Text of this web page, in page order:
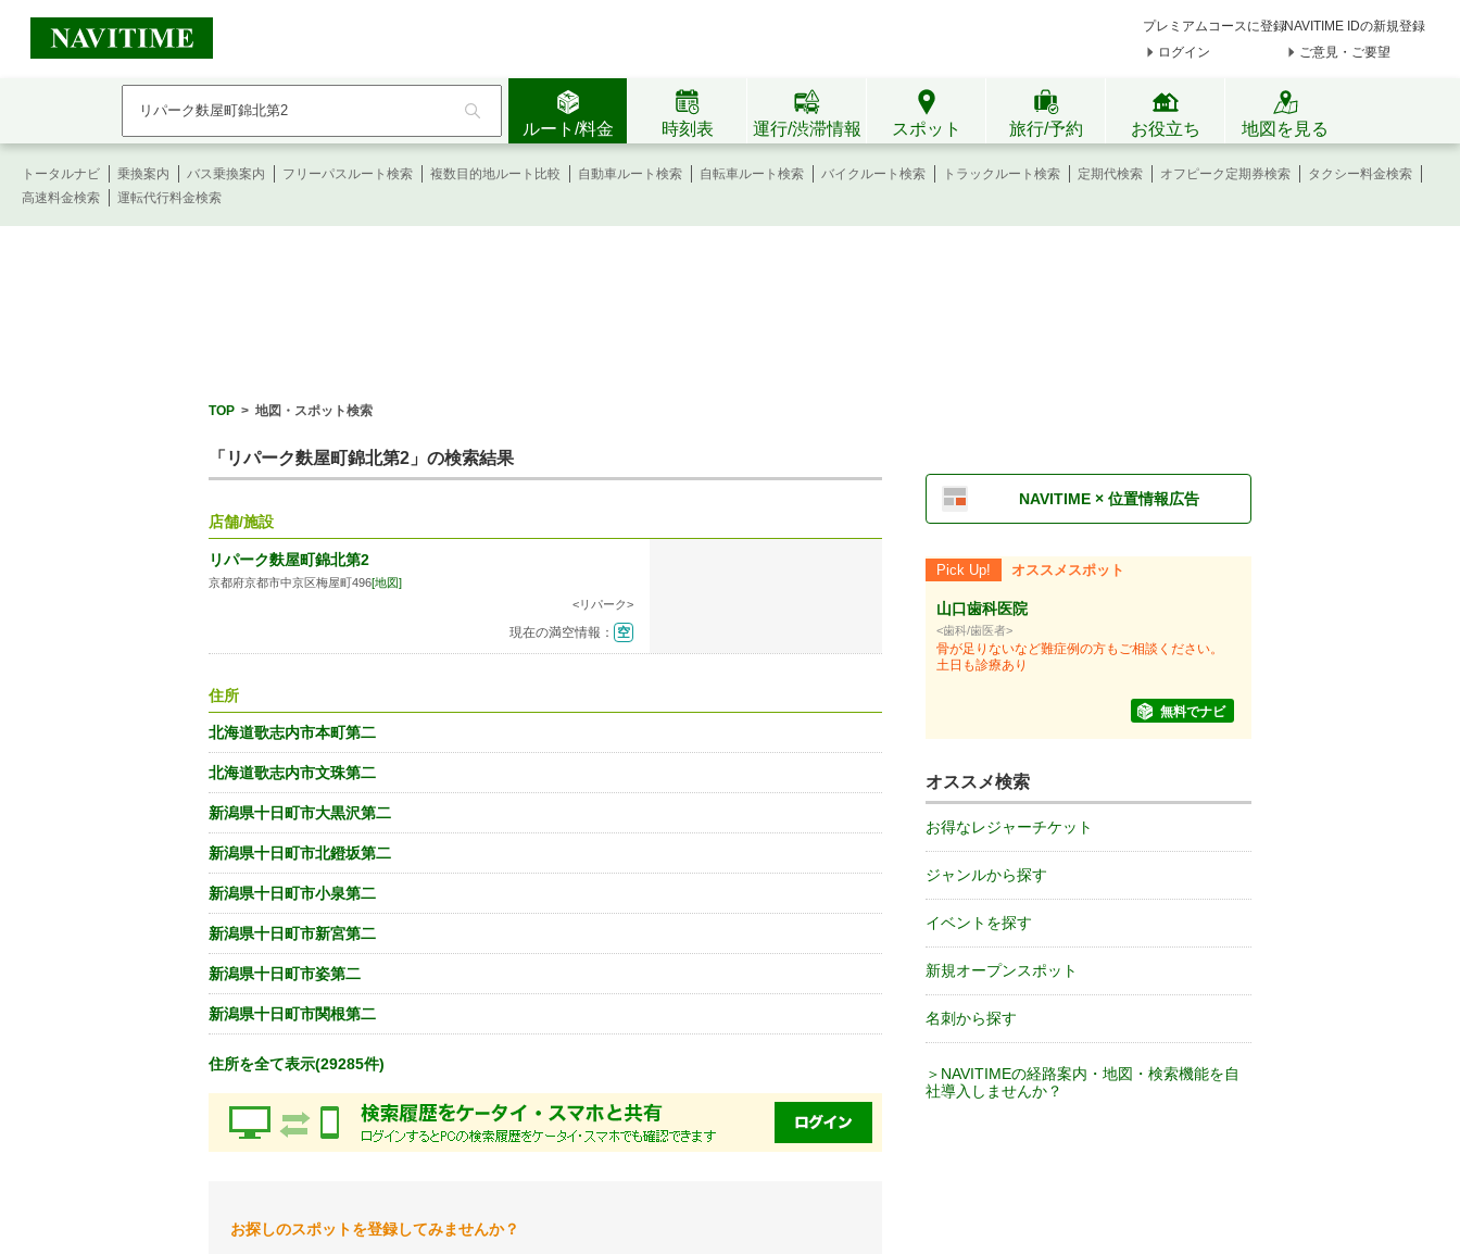
プレミアムコースに登録NAVITIME IDの新規登録
ログイン
ご意見・ご要望
フ
ワ
ド
検
ルート/料金 時刻表 運行/渋滞情報 スポット 旅行/予約 お役立ち 地図を見る
トータルナビ 乗換案内 バス乗換案内 フリーパスルート検索 複数目的地ルート比較 自動車ルート検索 自転車ルート検索 バイクルート検索 トラックルート検索 定期代検索 オフピーク定期券検索
タクシー料金検索
高速料金検索
運転代行料金検索
TOP > 地図・スポット検索
「リパーク麩屋町錦北第2」の検索結果
店舗/施設
リパーク麩屋町錦北第2
京都府京都市中京区梅屋町496[地図]
<リパーク>
現在の満空情報： 空
住所
北海道歌志内市本町第二
北海道歌志内市文珠第二
新潟県十日町市大黒沢第二
新潟県十日町市北鐙坂第二
新潟県十日町市小泉第二
新潟県十日町市新宮第二
新潟県十日町市姿第二
新潟県十日町市関根第二
住所を全て表示(29285件)
お探しのスポットを登録してみませんか？
NAVITIME × 位置情報広告
Pick Up! オススメスポット
山口歯科医院
<歯科/歯医者>
骨が足りないなど難症例の方もご相談ください。
土日も診療あり
無料でナビ
オススメ検索
お得なレジャーチケット
ジャンルから探す
イベントを探す
新規オープンスポット
名刺から探す
＞NAVITIMEの経路案内・地図・検索機能を自
社導入しませんか？